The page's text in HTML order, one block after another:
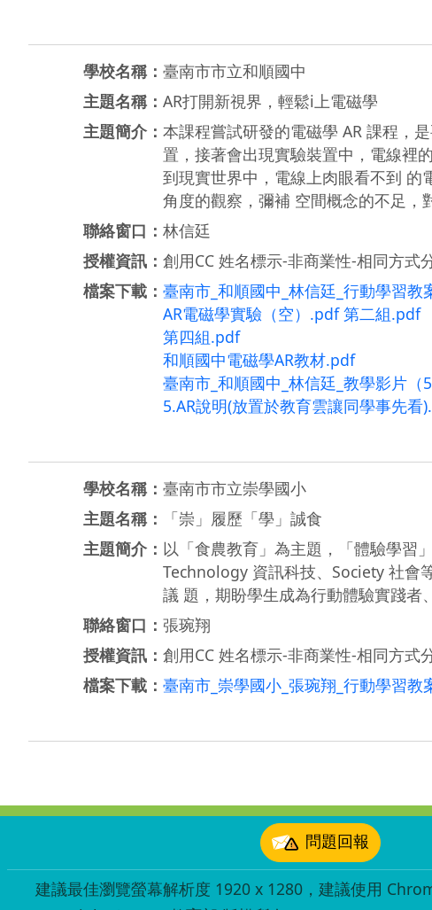
學校名稱： 臺南市市立和順國中
主題名稱： AR打開新視界，輕鬆i上電磁學
主題簡介： 本課程嘗試研發的電磁學 AR 課程，
置，接著會出現實驗裝置中，電線裡
到現實世界中，電線上肉眼看不到 的
角度的觀察，彌補 空間概念的不足，
聯絡窗口： 林信廷
授權資訊： 創用CC 姓名標示-非商業性-相同方式
檔案下載： 臺南市_和順國中_林信廷_行動學習教
AR電磁學實驗（空）.pdf 第二組.pdf
第四組.pdf
和順國中電磁學AR教材.pdf
臺南市_和順國中_林信廷_教學影片（
5.AR說明(放置於教育雲讓同學事先看
學校名稱： 臺南市市立崇學國小
主題名稱：
「崇」履歷「學」誠食
主題簡介： 以「食農教育」為主題，「體驗學習
Technology 資訊科技、Society 社會
議 題，期盼學生成為行動體驗實踐者
聯絡窗口： 張琬翔
授權資訊： 創用CC 姓名標示-非商業性-相同方式
檔案下載： 臺南市_崇學國小_張琬翔_行動學習教
問題回報
建議最佳瀏覽螢幕解析度 1920 x 1280，建議使用